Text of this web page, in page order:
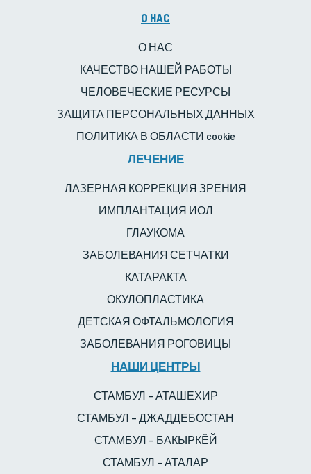
O HAC
О НАС
КАЧЕСТВО НАШЕЙ РАБОТЫ
ЧЕЛОВЕЧЕСКИЕ РЕСУРСЫ
ЗАЩИТА ПЕРСОНАЛЬНЫХ ДАННЫХ
ПОЛИТИКА В ОБЛАСТИ cookie
ЛЕЧЕНИЕ
ЛАЗЕРНАЯ КОРРЕКЦИЯ ЗРЕНИЯ
ИМПЛАНТАЦИЯ ИОЛ
ГЛАУКОМА
ЗАБОЛЕВАНИЯ СЕТЧАТКИ
КАТАРАКТА
ОКУЛОПЛАСТИКА
ДЕТСКАЯ ОФТАЛЬМОЛОГИЯ
ЗАБОЛЕВАНИЯ РОГОВИЦЫ
НАШИ ЦЕНТРЫ
СТАМБУЛ – АТАШЕХИР
СТАМБУЛ – ДЖАДДЕБОСТАН
СТАМБУЛ – БАКЫРКЁЙ
СТАМБУЛ – АТАЛАР